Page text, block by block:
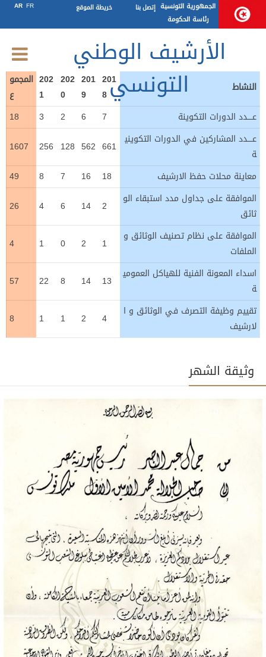
الجمهورية التونسية
رئاسة الحكومة
AR FR خريطة الموقع إتصل بنا
الأرشيف الوطني
التونسي
إحصائيات التفقدية
نــشاط التفقــديــة خــلال الأربع سنــوات الأخيــرة
النشاط
201
8
201
9
202
0
202
1
المجمو
ع
عــــدد الدورات التكوينة
7
6
2
3
18
عــــدد المشاركين في الدورات التكويني
ة
661
562
128
256
1607
معاينة محلات حفظ الارشيف
18
16
7
8
49
الموافقة على جداول مدد استبقاء الو
ثائق
2
14
6
4
26
الموافقة على نظام تصنيف الوثائق و
الملفات
1
2
0
1
4
اسداء المعونة الفنية للهياكل العمومي
ة
13
14
8
22
57
تقييم وظيفة التصرف في الوثائق و ا
لارشيف
4
2
1
1
8
وثيقة الشهر